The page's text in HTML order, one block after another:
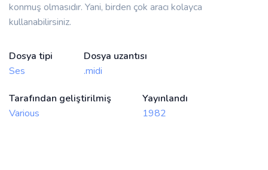
konmuş olmasıdır. Yani, birden çok aracı kolayca
kullanabilirsiniz.
Dosya tipi
Ses
Dosya uzantısı
.midi
Tarafından geliştirilmiş
Various
Yayınlandı
1982